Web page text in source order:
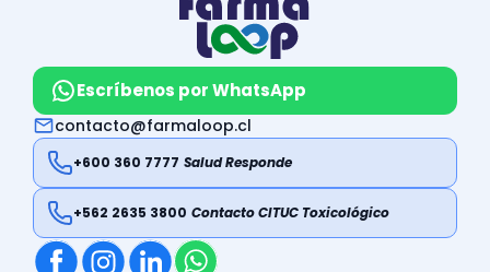
Escríbenos por WhatsApp
contacto@farmaloop.cl
+600 360 7777 Salud Responde
+562 2635 3800 Contacto CITUC Toxicológico